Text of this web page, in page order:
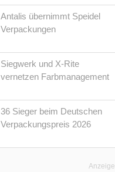
Antalis übernimmt Speidel
Verpackungen
Siegwerk und X-Rite
vernetzen Farbmanagement
36 Sieger beim Deutschen
Verpackungspreis 2026
Anzeige